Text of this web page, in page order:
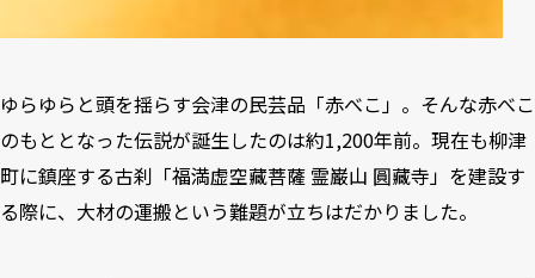
ゆらゆらと頭を揺らす会津の民芸品「赤べこ」。そんな赤べこ
のもととなった伝説が誕生したのは約1,200年前。現在も柳津
町に鎮座する古刹「福満虚空藏菩薩 霊巌山 圓藏寺」を建設す
る際に、大材の運搬という難題が立ちはだかりました。